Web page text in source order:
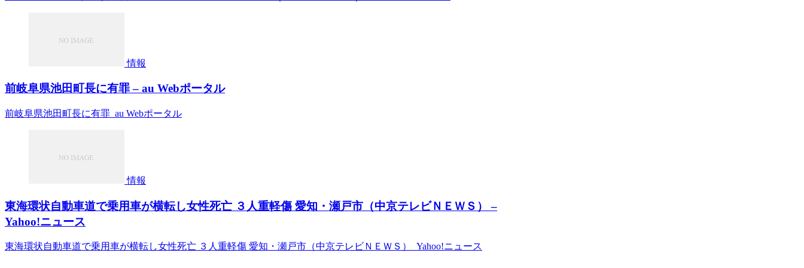
情報
前岐阜県池田町長に有罪 – au Webポータル
前岐阜県池田町長に有罪 au Webポータル
情報
東海環状自動車道で乗用車が横転し女性死亡 ３人重軽傷 愛知・瀬戸市（中京テレビＮＥＷＳ） –
Yahoo!ニュース
東海環状自動車道で乗用車が横転し女性死亡 ３人重軽傷 愛知・瀬戸市（中京テレビＮＥＷＳ） Yahoo!ニュース